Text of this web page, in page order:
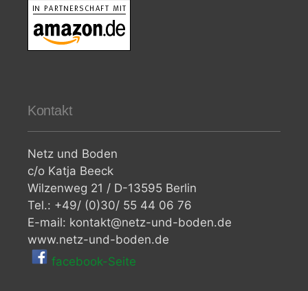
Kontakt
Netz und Boden
c/o Katja Beeck
Wilzenweg 21 / D-13595 Berlin
Tel.: +49/ (0)30/ 55 44 06 76
E-mail: kontakt@netz-und-boden.de
www.netz-und-boden.de
facebook-Seite